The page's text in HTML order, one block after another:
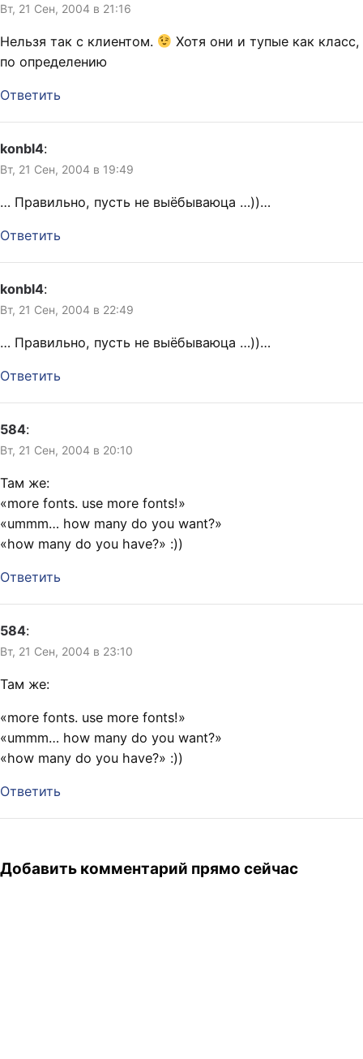
Вт, 21 Сен, 2004 в 21:16
Нельзя так с клиентом.
Хотя они и тупые как класс,
по определению
Ответить
konbl4:
Вт, 21 Сен, 2004 в 19:49
… Правильно, пусть не выёбываюца …))…
Ответить
konbl4:
Вт, 21 Сен, 2004 в 22:49
… Правильно, пусть не выёбываюца …))…
Ответить
584:
Вт, 21 Сен, 2004 в 20:10
Там же:
«more fonts. use more fonts!»
«ummm… how many do you want?»
«how many do you have?» :))
Ответить
584:
Вт, 21 Сен, 2004 в 23:10
Там же:
«more fonts. use more fonts!»
«ummm… how many do you want?»
«how many do you have?» :))
Ответить
Добавить комментарий прямо сейчас